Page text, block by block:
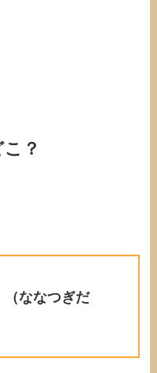
？
（ななつぎだ